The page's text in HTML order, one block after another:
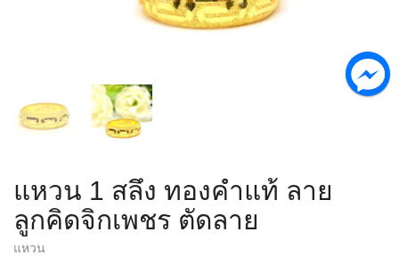
แหวน 1 สลึง ทองคำแท้ ลาย
ลูกคิดจิกเพชร ตัดลาย
แหวน